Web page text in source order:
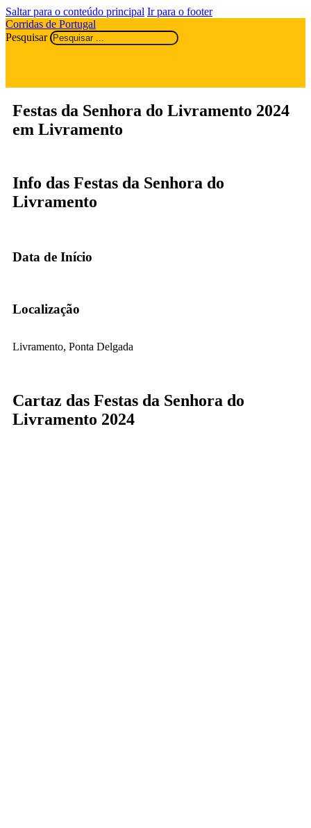
Saltar para o conteúdo principal Ir para o footer
Corridas de Portugal
Pesquisar
Festas da Senhora do Livramento 2024
em Livramento
Info das Festas da Senhora do
Livramento
Data de Início
Localização
Livramento, Ponta Delgada
Cartaz das Festas da Senhora do
Livramento 2024